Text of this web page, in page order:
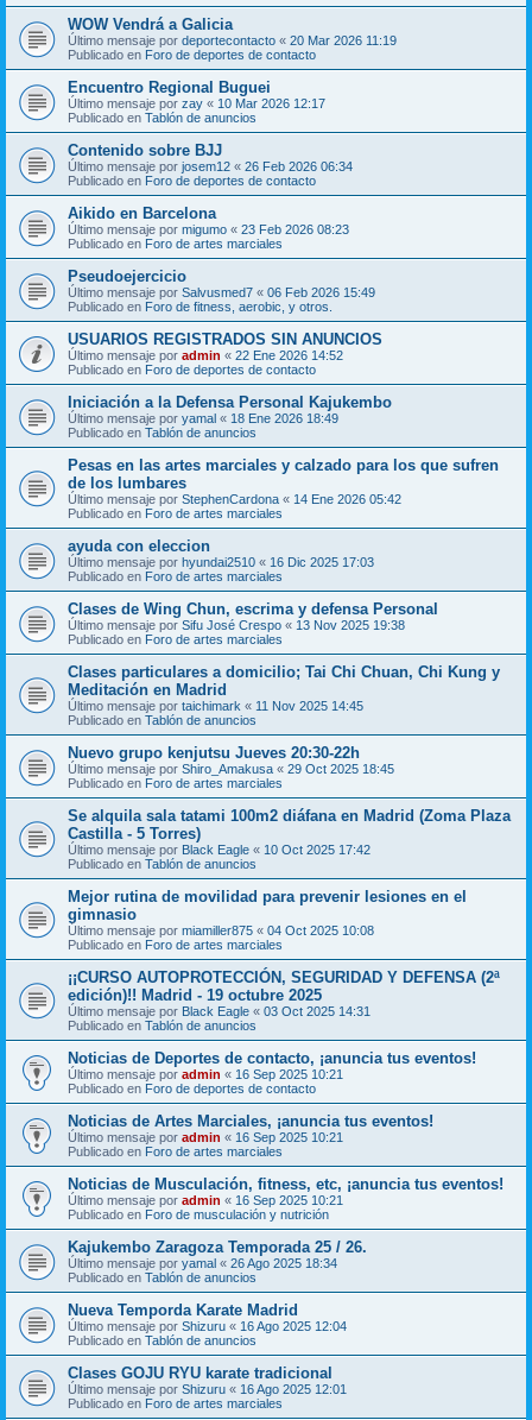
WOW Vendrá a Galicia
Último mensaje por deportecontacto « 20 Mar 2026 11:19
Publicado en Foro de deportes de contacto
Encuentro Regional Buguei
Último mensaje por zay « 10 Mar 2026 12:17
Publicado en Tablón de anuncios
Contenido sobre BJJ
Último mensaje por josem12 « 26 Feb 2026 06:34
Publicado en Foro de deportes de contacto
Aikido en Barcelona
Último mensaje por migumo « 23 Feb 2026 08:23
Publicado en Foro de artes marciales
Pseudoejercicio
Último mensaje por Salvusmed7 « 06 Feb 2026 15:49
Publicado en Foro de fitness, aerobic, y otros.
USUARIOS REGISTRADOS SIN ANUNCIOS
Último mensaje por admin « 22 Ene 2026 14:52
Publicado en Foro de deportes de contacto
Iniciación a la Defensa Personal Kajukembo
Último mensaje por yamal « 18 Ene 2026 18:49
Publicado en Tablón de anuncios
Pesas en las artes marciales y calzado para los que sufren
de los lumbares
Último mensaje por StephenCardona « 14 Ene 2026 05:42
Publicado en Foro de artes marciales
ayuda con eleccion
Último mensaje por hyundai2510 « 16 Dic 2025 17:03
Publicado en Foro de artes marciales
Clases de Wing Chun, escrima y defensa Personal
Último mensaje por Sifu José Crespo « 13 Nov 2025 19:38
Publicado en Foro de artes marciales
Clases particulares a domicilio; Tai Chi Chuan, Chi Kung y
Meditación en Madrid
Último mensaje por taichimark « 11 Nov 2025 14:45
Publicado en Tablón de anuncios
Nuevo grupo kenjutsu Jueves 20:30-22h
Último mensaje por Shiro_Amakusa « 29 Oct 2025 18:45
Publicado en Foro de artes marciales
Se alquila sala tatami 100m2 diáfana en Madrid (Zoma Plaza
Castilla - 5 Torres)
Último mensaje por Black Eagle « 10 Oct 2025 17:42
Publicado en Tablón de anuncios
Mejor rutina de movilidad para prevenir lesiones en el
gimnasio
Último mensaje por miamiller875 « 04 Oct 2025 10:08
Publicado en Foro de artes marciales
¡¡CURSO AUTOPROTECCIÓN, SEGURIDAD Y DEFENSA (2ª
edición)!! Madrid - 19 octubre 2025
Último mensaje por Black Eagle « 03 Oct 2025 14:31
Publicado en Tablón de anuncios
Noticias de Deportes de contacto, ¡anuncia tus eventos!
Último mensaje por admin « 16 Sep 2025 10:21
Publicado en Foro de deportes de contacto
Noticias de Artes Marciales, ¡anuncia tus eventos!
Último mensaje por admin « 16 Sep 2025 10:21
Publicado en Foro de artes marciales
Noticias de Musculación, fitness, etc, ¡anuncia tus eventos!
Último mensaje por admin « 16 Sep 2025 10:21
Publicado en Foro de musculación y nutrición
Kajukembo Zaragoza Temporada 25 / 26.
Último mensaje por yamal « 26 Ago 2025 18:34
Publicado en Tablón de anuncios
Nueva Temporda Karate Madrid
Último mensaje por Shizuru « 16 Ago 2025 12:04
Publicado en Tablón de anuncios
Clases GOJU RYU karate tradicional
Último mensaje por Shizuru « 16 Ago 2025 12:01
Publicado en Foro de artes marciales